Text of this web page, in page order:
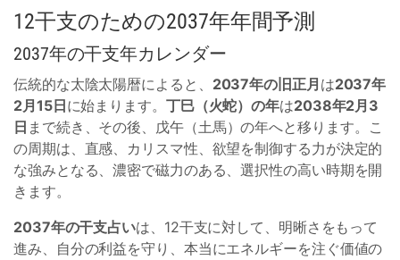
12干支のための2037年年間予測
2037年の干支年カレンダー
伝統的な太陰太陽暦によると、 2037年の旧正月 は2037年
2月15日 に始まります。 丁巳（火蛇）の年は2038年2月3
日 まで続き、その後、戊午（土馬）の年へと移ります。こ
の周期は、直感、カリスマ性、欲望を制御する力が決定的
な強みとなる、濃密で磁力のある、選択性の高い時期を開
きます。
2037年の干支占いは、12干支に対して、明晰さをもって
進み、自分の利益を守り、本当にエネルギーを注ぐ価値の